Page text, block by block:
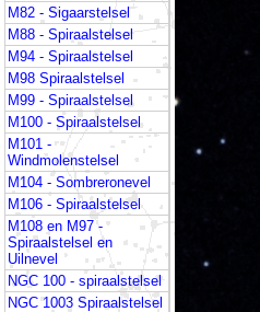
M82 - Sigaarstelsel
M88 - Spiraalstelsel
M94 - Spiraalstelsel
M98 Spiraalstelsel
M99 - Spiraalstelsel
M100 - Spiraalstelsel
M101 -
Windmolenstelsel
M104 - Sombreronevel
M106 - Spiraalstelsel
M108 en M97 -
Spiraalstelsel en
Uilnevel
NGC 100 - spiraalstelsel
NGC 1003 Spiraalstelsel